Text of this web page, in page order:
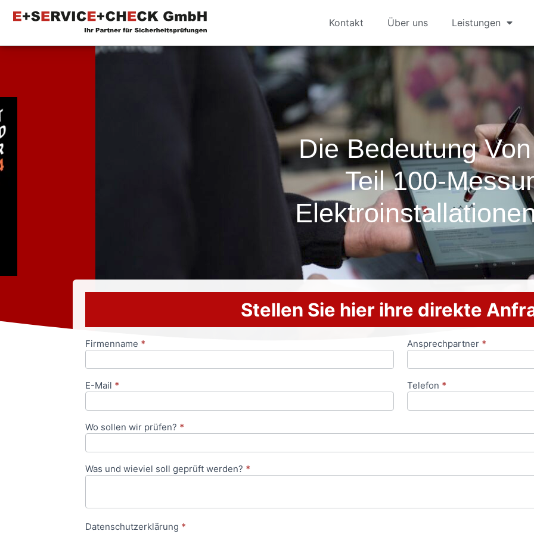
Kontakt Über uns Leistungen
Die Bedeutung
Teil 100-
Stellen Sie hier ihre direkte
Anfrageformular
Firmenname * Ansprechpartner *
E-Mail * Telefon *
Wo sollen wir prüfen? *
Was und wieviel soll geprüft werden? *
Datenschutzerklärung *